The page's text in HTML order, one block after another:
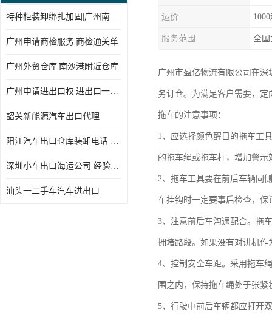
特种柜装卸绑扎加固|广州南沙仓库装卸
广州申请商检服务|商检通关单
广州外贸仓库|南沙港附近仓库
广州申请进出口权|进出口一站式
韶关新能源汽车出口代理
阳江汽车出口仓库装卸电话 经验丰富
深圳小车出口海运公司 经验丰富
汕头一二手车汽车进出口
运价
服务范围 全国
广州市盈亿物流有限公司在
务订仓。为满足客户需要，
拖车的注意事项：
1、应选择颜色醒目的拖车工
的拖车绳或拖车杆，增加警示
2、拖车工具要在前后车辆同
车挂钩时一定要事后检查，
3、注意前后车沟通配合。拖
拥堵路段。如果没有对讲机
4、控制安全车距。采用拖车
围之内，保持拖车绳处于张
5、行驶中前后车辆都应打开